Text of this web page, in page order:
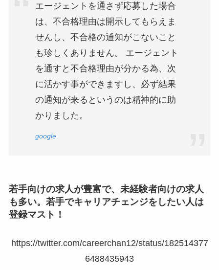
エージェントを通さず応募した場合
は、不合格理由は開示してもらえま
せんし、不合格の通知がこないこと
も珍しくありません。 エージェント
を通すと不合格理由が分かる為、次
に活かす事ができますし、必ず結果
の通知が来るというのは精神的に助
かりました。
google
若手向けの求人が豊富で、未経験者向けの求人
も多い。若手でキャリアチェンジをしたい人は
登録マスト！
https://twitter.com/careerchan12/status/182514377
6488435943